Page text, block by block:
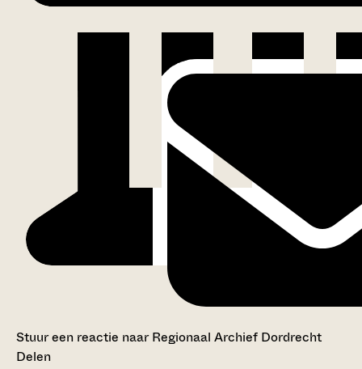
Stuur een reactie naar Regionaal Archief Dordrecht
Delen